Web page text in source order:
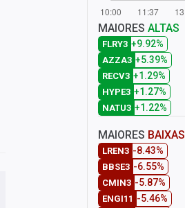
MAIORES ALTAS
FLRY3 +9.92%
AZZA3 +5.39%
RECV3 +1.29%
HYPE3 +1.27%
NATU3 +1.22%
MAIORES BAIXAS
LREN3 -8.43%
BBSE3 -6.55%
CMIN3 -5.87%
ENGI11 -5.46%